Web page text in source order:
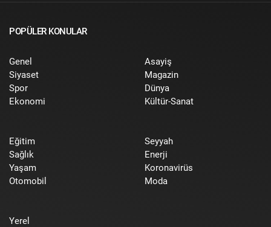
POPÜLER KONULAR
Genel
Siyaset
Spor
Ekonomi
Asayiş
Magazin
Dünya
Kültür-Sanat
Eğitim
Sağlık
Yaşam
Otomobil
Seyyah
Enerji
Koronavirüs
Moda
Yerel